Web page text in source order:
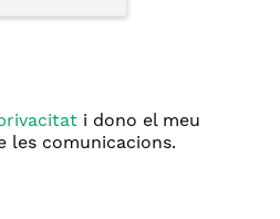
i dono el meu
les comunicacions.